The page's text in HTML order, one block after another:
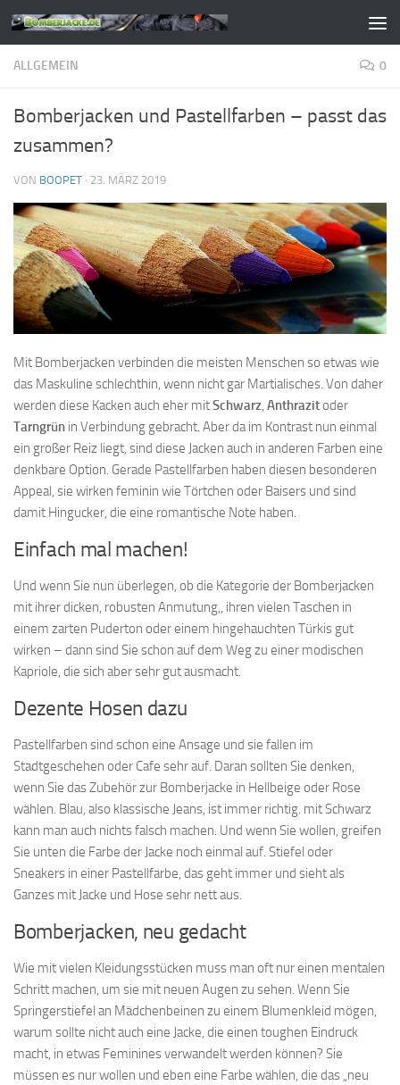
Zum Inhalt springen
ALLGEMEIN 0
Bomberjacken und Pastellfarben – passt das
zusammen?
VON BOOPET · 23. MÄRZ 2019
Mit Bomberjacken verbinden die meisten Menschen so etwas wie
das Maskuline schlechthin, wenn nicht gar Martialisches. Von daher
werden diese Kacken auch eher mitSchwarz, Anthrazitoder
Tarngrün in Verbindung gebracht. Aber da im Kontrast nun einmal
ein großer Reiz liegt, sind diese Jacken auch in anderen Farben eine
denkbare Option. Gerade Pastellfarben haben diesen besonderen
Appeal, sie wirken feminin wie Törtchen oder Baisers und sind
damit Hingucker, die eine romantische Note haben.
Einfach mal machen!
Und wenn Sie nun überlegen, ob die Kategorie der Bomberjacken
mit ihrer dicken, robusten Anmutung,, ihren vielen Taschen in
einem zarten Puderton oder einem hingehauchten Türkis gut
wirken – dann sind Sie schon auf dem Weg zu einer modischen
Kapriole, die sich aber sehr gut ausmacht.
Dezente Hosen dazu
Pastellfarben sind schon eine Ansage und sie fallen im
Stadtgeschehen oder Cafe sehr auf. Daran sollten Sie denken,
wenn Sie das Zubehör zur Bomberjacke in Hellbeige oder Rose
wählen. Blau, also klassische Jeans, ist immer richtig. mit Schwarz
kann man auch nichts falsch machen. Und wenn Sie wollen, greifen
Sie unten die Farbe der Jacke noch einmal auf. Stiefel oder
Sneakers in einer Pastellfarbe, das geht immer und sieht als
Ganzes mit Jacke und Hose sehr nett aus.
Bomberjacken, neu gedacht
Wie mit vielen Kleidungsstücken muss man oft nur einen mentalen
Schritt machen, um sie mit neuen Augen zu sehen. Wenn Sie
Springerstiefel an Mädchenbeinen zu einem Blumenkleid mögen,
warum sollte nicht auch eine Jacke, die einen toughen Eindruck
macht, in etwas Feminines verwandelt werden können? Sie
müssen es nur wollen und eben eine Farbe wählen, die das „neu